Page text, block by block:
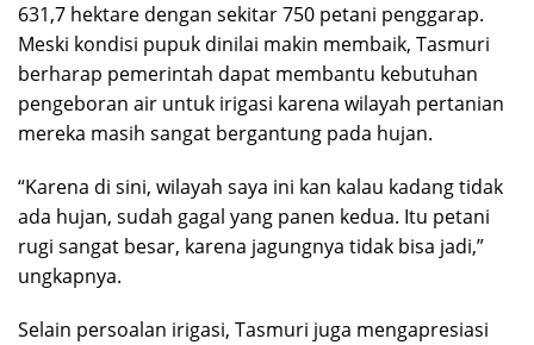
631,7 hektare dengan sekitar 750 petani penggarap.
Meski kondisi pupuk dinilai makin membaik, Tasmuri
berharap pemerintah dapat membantu kebutuhan
pengeboran air untuk irigasi karena wilayah pertanian
mereka masih sangat bergantung pada hujan.
“Karena di sini, wilayah saya ini kan kalau kadang tidak
ada hujan, sudah gagal yang panen kedua. Itu petani
rugi sangat besar, karena jagungnya tidak bisa jadi,”
ungkapnya.
Selain persoalan irigasi, Tasmuri juga mengapresiasi